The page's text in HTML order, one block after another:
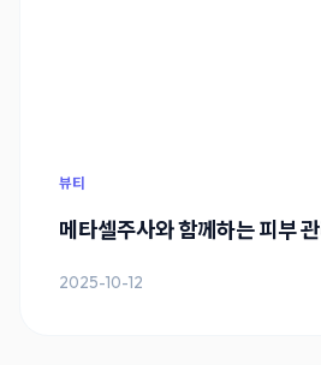
뷰티
메타셀주사와 함께하는 피부
2025-10-12